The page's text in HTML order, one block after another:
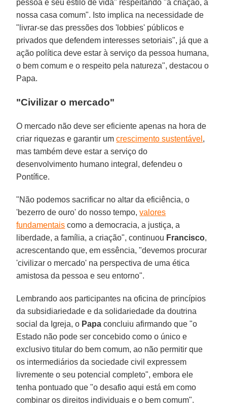
pessoa e seu estilo de vida" respeitando "a criação, a
nossa casa comum". Isto implica na necessidade de
"livrar-se das pressões dos 'lobbies' públicos e
privados que defendem interesses setoriais", já que a
ação política deve estar à serviço da pessoa humana,
o bem comum e o respeito pela natureza", destacou o
Papa.
"Civilizar o mercado"
O mercado não deve ser eficiente apenas na hora de
criar riquezas e garantir umcrescimento sustentável ,
mas também deve estar a serviço do
desenvolvimento humano integral, defendeu o
Pontífice.
"Não podemos sacrificar no altar da eficiência, o
'bezerro de ouro' do nosso tempo,valores
fundamentais como a democracia, a justiça, a
liberdade, a família, a criação", continuou Francisco,
acrescentando que, em essência, "devemos procurar
'civilizar o mercado' na perspectiva de uma ética
amistosa da pessoa e seu entorno".
Lembrando aos participantes na oficina de princípios
da subsidiariedade e da solidariedade da doutrina
social da Igreja, o Papa concluiu afirmando que "o
Estado não pode ser concebido como o único e
exclusivo titular do bem comum, ao não permitir que
os intermediários da sociedade civil expressem
livremente o seu potencial completo", embora ele
tenha pontuado que "o desafio aqui está em como
combinar os direitos individuais e o bem comum".